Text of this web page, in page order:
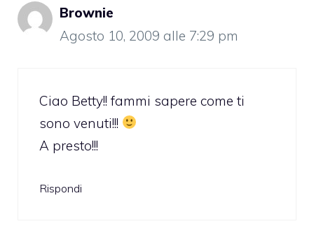
Brownie
Agosto 10, 2009 alle 7:29 pm
Ciao Betty!! fammi sapere come ti
sono venuti!!!
A presto!!!
Rispondi